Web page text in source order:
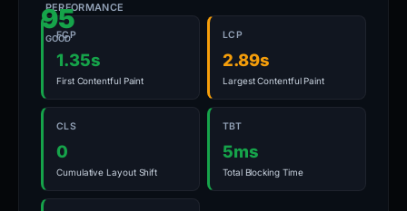
95
GOOD
PERFORMANCE
FCP
1.35s
First Contentful Paint
LCP
2.89s
Largest Contentful Paint
CLS
0
Cumulative Layout Shift
TBT
5ms
Total Blocking Time